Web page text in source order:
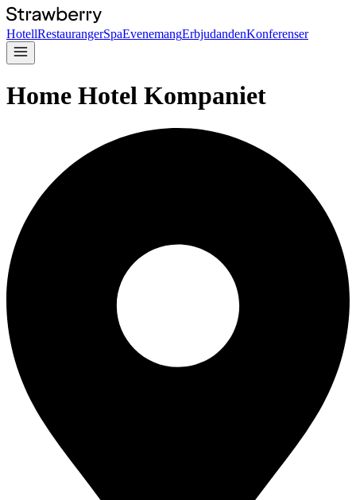
HotellRestaurangerSpaEvenemangErbjudandenKonferenser
Home Hotel Kompaniet